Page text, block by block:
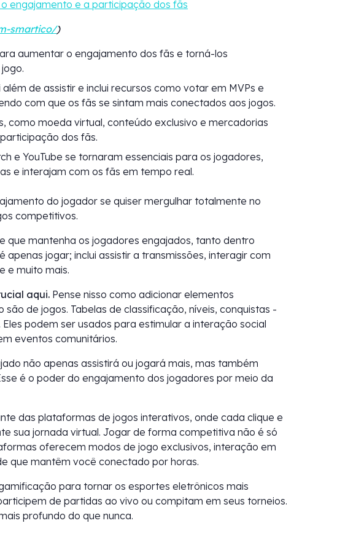
engajamento e a participação dos fãs
smartico/)
aumentar o engajamento dos fãs e torná-los
de assistir e inclui recursos como votar em MVPs e
com que os fãs se sintam mais conectados aos jogos.
como moeda virtual, conteúdo exclusivo e mercadorias
dos fãs.
e YouTube se tornaram essenciais para os jogadores,
e interajam com os fãs em tempo real.
do jogador se quiser mergulhar totalmente no
competitivos.
que mantenha os jogadores engajados, tanto dentro
jogar; inclui assistir a transmissões, interagir com
e muito mais.
aqui. Pense nisso como adicionar elementos
de jogos. Tabelas de classificação, níveis, conquistas -
podem ser usados para estimular a interação social
eventos comunitários.
não apenas assistirá ou jogará mais, mas também
é o poder do engajamento dos jogadores por meio da
das plataformas de jogos interativos, onde cada clique e
sua jornada virtual. Jogar de forma competitiva não é só
oferecem modos de jogo exclusivos, interação em
que mantêm você conectado por horas.
para tornar os esportes eletrônicos mais
de partidas ao vivo ou compitam em seus torneios.
profundo do que nunca.